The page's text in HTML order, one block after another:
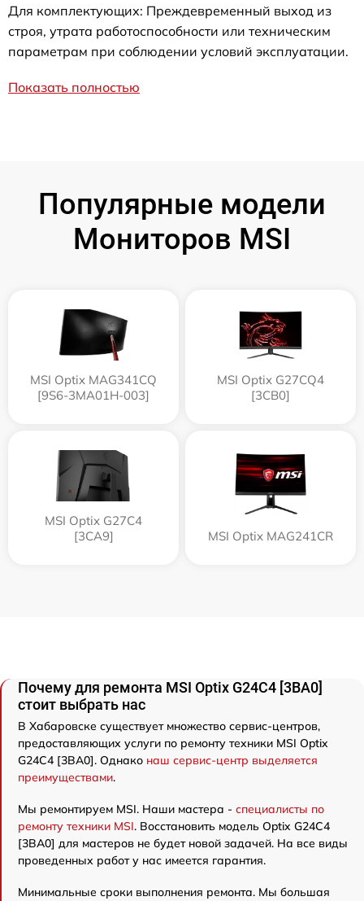
Для комплектующих: Преждевременный выход из
строя, утрата работоспособности или техническим
параметрам при соблюдении условий эксплуатации.
Показать полностью
Популярные модели
Мониторов MSI
MSI Optix MAG341CQ
[9S6-3MA01H-003]
MSI Optix G27CQ4
[3CB0]
MSI Optix G27C4
[3CA9]
MSI Optix MAG241CR
Почему для ремонта MSI Optix G24C4 [3BA0]
стоит выбрать нас
В Хабаровске существует множество сервис-центров,
предоставляющих услуги по ремонту техники MSI Optix
G24C4 [3BA0]. Однако наш сервис-центр выделяется
преимуществами.
Мы ремонтируем MSI. Наши мастера - специалисты по
ремонту техники MSI. Восстановить модель Optix G24C4
[3BA0] для мастеров не будет новой задачей. На все виды
проведенных работ у нас имеется гарантия.
Минимальные сроки выполнения ремонта. Мы большая